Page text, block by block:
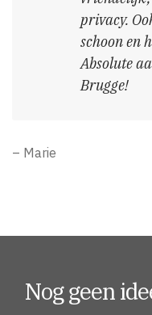
privacy.
schoon en
Absolute
Brugge!
– Marie
Nog geen